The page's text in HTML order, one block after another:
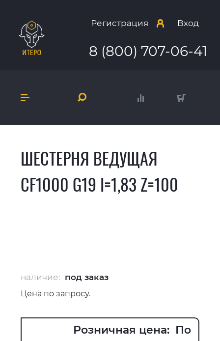
Регистрация Вход
8 (800) 707-06-41
ШЕСТЕРНЯ ВЕДУЩАЯ
CF1000 G19 I=1,83 Z=100
наличие: под заказ
Цена по запросу.
Розничная цена: По